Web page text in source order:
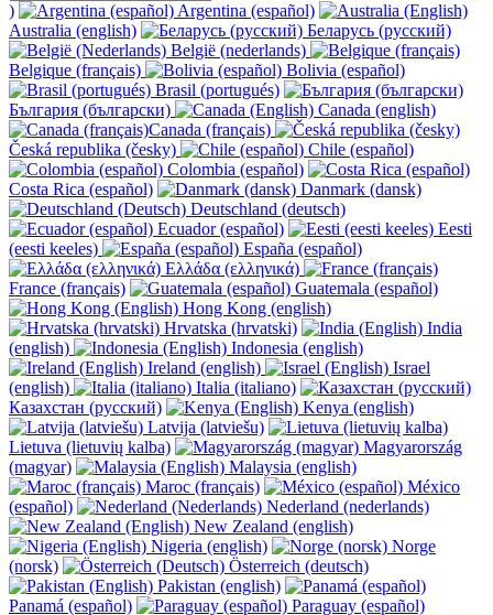
)
Argentina (español)
Australia (english)
Беларусь (русский)
België (nederlands)
Belgique (français)
Bolivia (español)
Brasil (portugués)
България (български)
Canada (english)
Canada (français)
Česká republika (česky)
Chile (español)
Colombia (español)
Costa Rica (español)
Danmark (dansk)
Deutschland (deutsch)
Ecuador (español)
Eesti
(eesti keeles)
España (español)
Ελλάδα (ελληνικά)
France (français)
Guatemala (español)
Hong Kong (english)
Hrvatska (hrvatski)
India
(english)
Indonesia (english)
Ireland (english)
Israel
(english)
Italia (italiano)
Казахстан (русский)
Kenya (english)
Latvija (latviešu)
Lietuva (lietuvių kalba)
Magyarország
(magyar)
Malaysia (english)
Maroc (français)
México
(español)
Nederland (nederlands)
New Zealand (english)
Nigeria (english)
Norge
(norsk)
Österreich (deutsch)
Pakistan (english)
Panamá (español)
Paraguay (español)